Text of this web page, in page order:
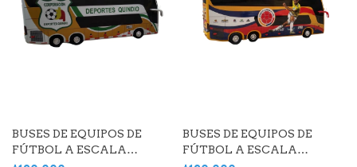
BUSES DE EQUIPOS DE
FÚTBOL A ESCALA
BUSES DE EQUIPOS DE
FÚTBOL A ESCALA